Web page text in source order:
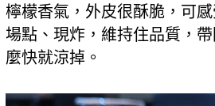
檸檬香氣，外皮很酥脆，可
場點、現炸，維持住品質，
麼快就涼掉。